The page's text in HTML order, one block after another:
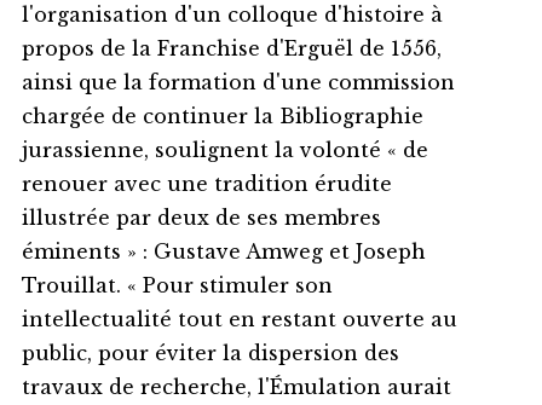
l'organisation d'un colloque d'histoire à
propos de la Franchise d'Erguël de 1556,
ainsi que la formation d'une commission
chargée de continuer la Bibliographie
jurassienne, soulignent la volonté « de
renouer avec une tradition érudite
illustrée par deux de ses membres
éminents » : Gustave Amweg et Joseph
Trouillat. « Pour stimuler son
intellectualité tout en restant ouverte au
public, pour éviter la dispersion des
travaux de recherche, l'Émulation aurait